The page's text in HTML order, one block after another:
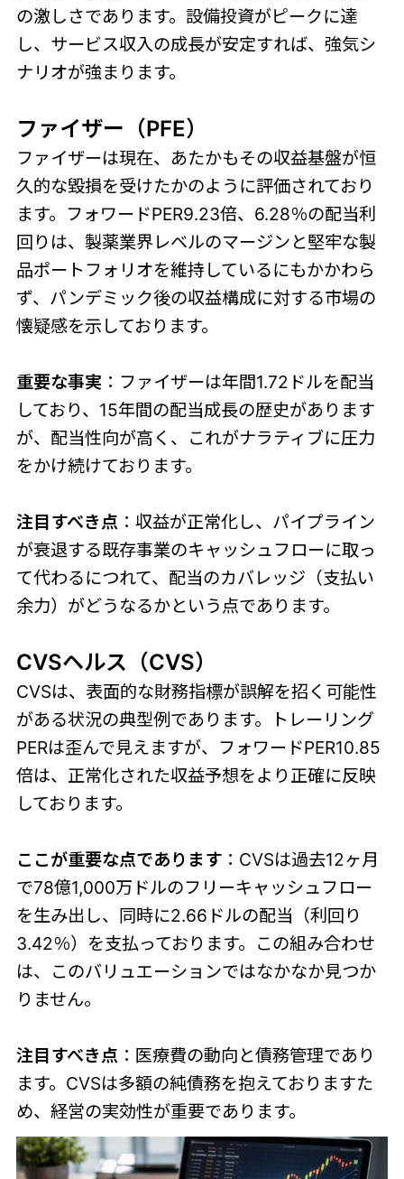
の激しさであります。設備投資がピークに達
し、サービス収入の成長が安定すれば、強気シ
ナリオが強まります。
ファイザー（PFE）
ファイザーは現在、あたかもその収益基盤が恒
久的な毀損を受けたかのように評価されており
ます。フォワードPER9.23倍、6.28％の配当利
回りは、製薬業界レベルのマージンと堅牢な製
品ポートフォリオを維持しているにもかかわら
ず、パンデミック後の収益構成に対する市場の
懐疑感を示しております。
重要な事実 ：ファイザーは年間1.72ドルを配当
しており、15年間の配当成長の歴史があります
が、配当性向が高く、これがナラティブに圧力
をかけ続けております。
注目すべき点 ：収益が正常化し、パイプライン
が衰退する既存事業のキャッシュフローに取っ
て代わるにつれて、配当のカバレッジ（支払い
余力）がどうなるかという点であります。
CVSヘルス（CVS）
CVSは、表面的な財務指標が誤解を招く可能性
がある状況の典型例であります。トレーリング
PERは歪んで見えますが、フォワードPER10.85
倍は、正常化された収益予想をより正確に反映
しております。
ここが重要な点であります：CVSは過去12ヶ月
で78億1,000万ドルのフリーキャッシュフロー
を生み出し、同時に2.66ドルの配当（利回り
3.42％）を支払っております。この組み合わせ
は、このバリュエーションではなかなか見つか
りません。
注目すべき点 ：医療費の動向と債務管理であり
ます。CVSは多額の純債務を抱えておりますた
め、経営の実効性が重要であります。